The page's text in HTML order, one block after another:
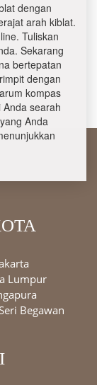
dengan
arah kiblat.
Tuliskan
Sekarang
bertepatan
dengan
kompas
searah
Anda
Lumpur
Begawan